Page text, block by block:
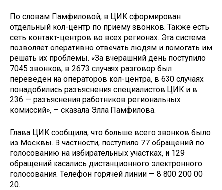
По словам Памфиловой, в ЦИК сформирован
отдельный кол-центр по приему звонков. Также есть
сеть контакт-центров во всех регионах. Эта система
позволяет оперативно отвечать людям и помогать им
решать их проблемы. «За вчерашний день поступило
7045 звонков, в 2673 случаях разговор был
переведен на операторов кол-центра, в 630 случаях
понадобились разъяснения специалистов ЦИК и в
236 — разъяснения работников региональных
комиссий», — сказала Элла Памфилова.
Глава ЦИК сообщила, что больше всего звонков было
из Москвы. В частности, поступило 77 обращений по
голосованию на избирательных участках, и 129
обращений касались дистанционного электронного
голосования. Телефон горячей линии — 8 800 200 00
20.